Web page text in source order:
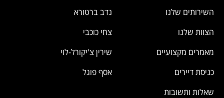
השירותים שלנו
הצוות שלנו
מאמרים מקצועיים
כניסת דיירים
שאלות ותשובות
נדב ברטורא
צחי כוכבי
שירין צ'יקורל-לוי
אסף פוגל